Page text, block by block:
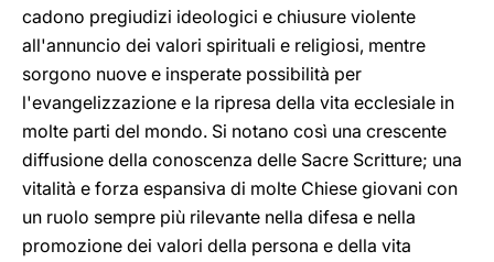
cadono pregiudizi ideologici e chiusure violente
all'annuncio dei valori spirituali e religiosi, mentre
sorgono nuove e insperate possibilità per
l'evangelizzazione e la ripresa della vita ecclesiale in
molte parti del mondo. Si notano così una crescente
diffusione della conoscenza delle Sacre Scritture; una
vitalità e forza espansiva di molte Chiese giovani con
un ruolo sempre più rilevante nella difesa e nella
promozione dei valori della persona e della vita